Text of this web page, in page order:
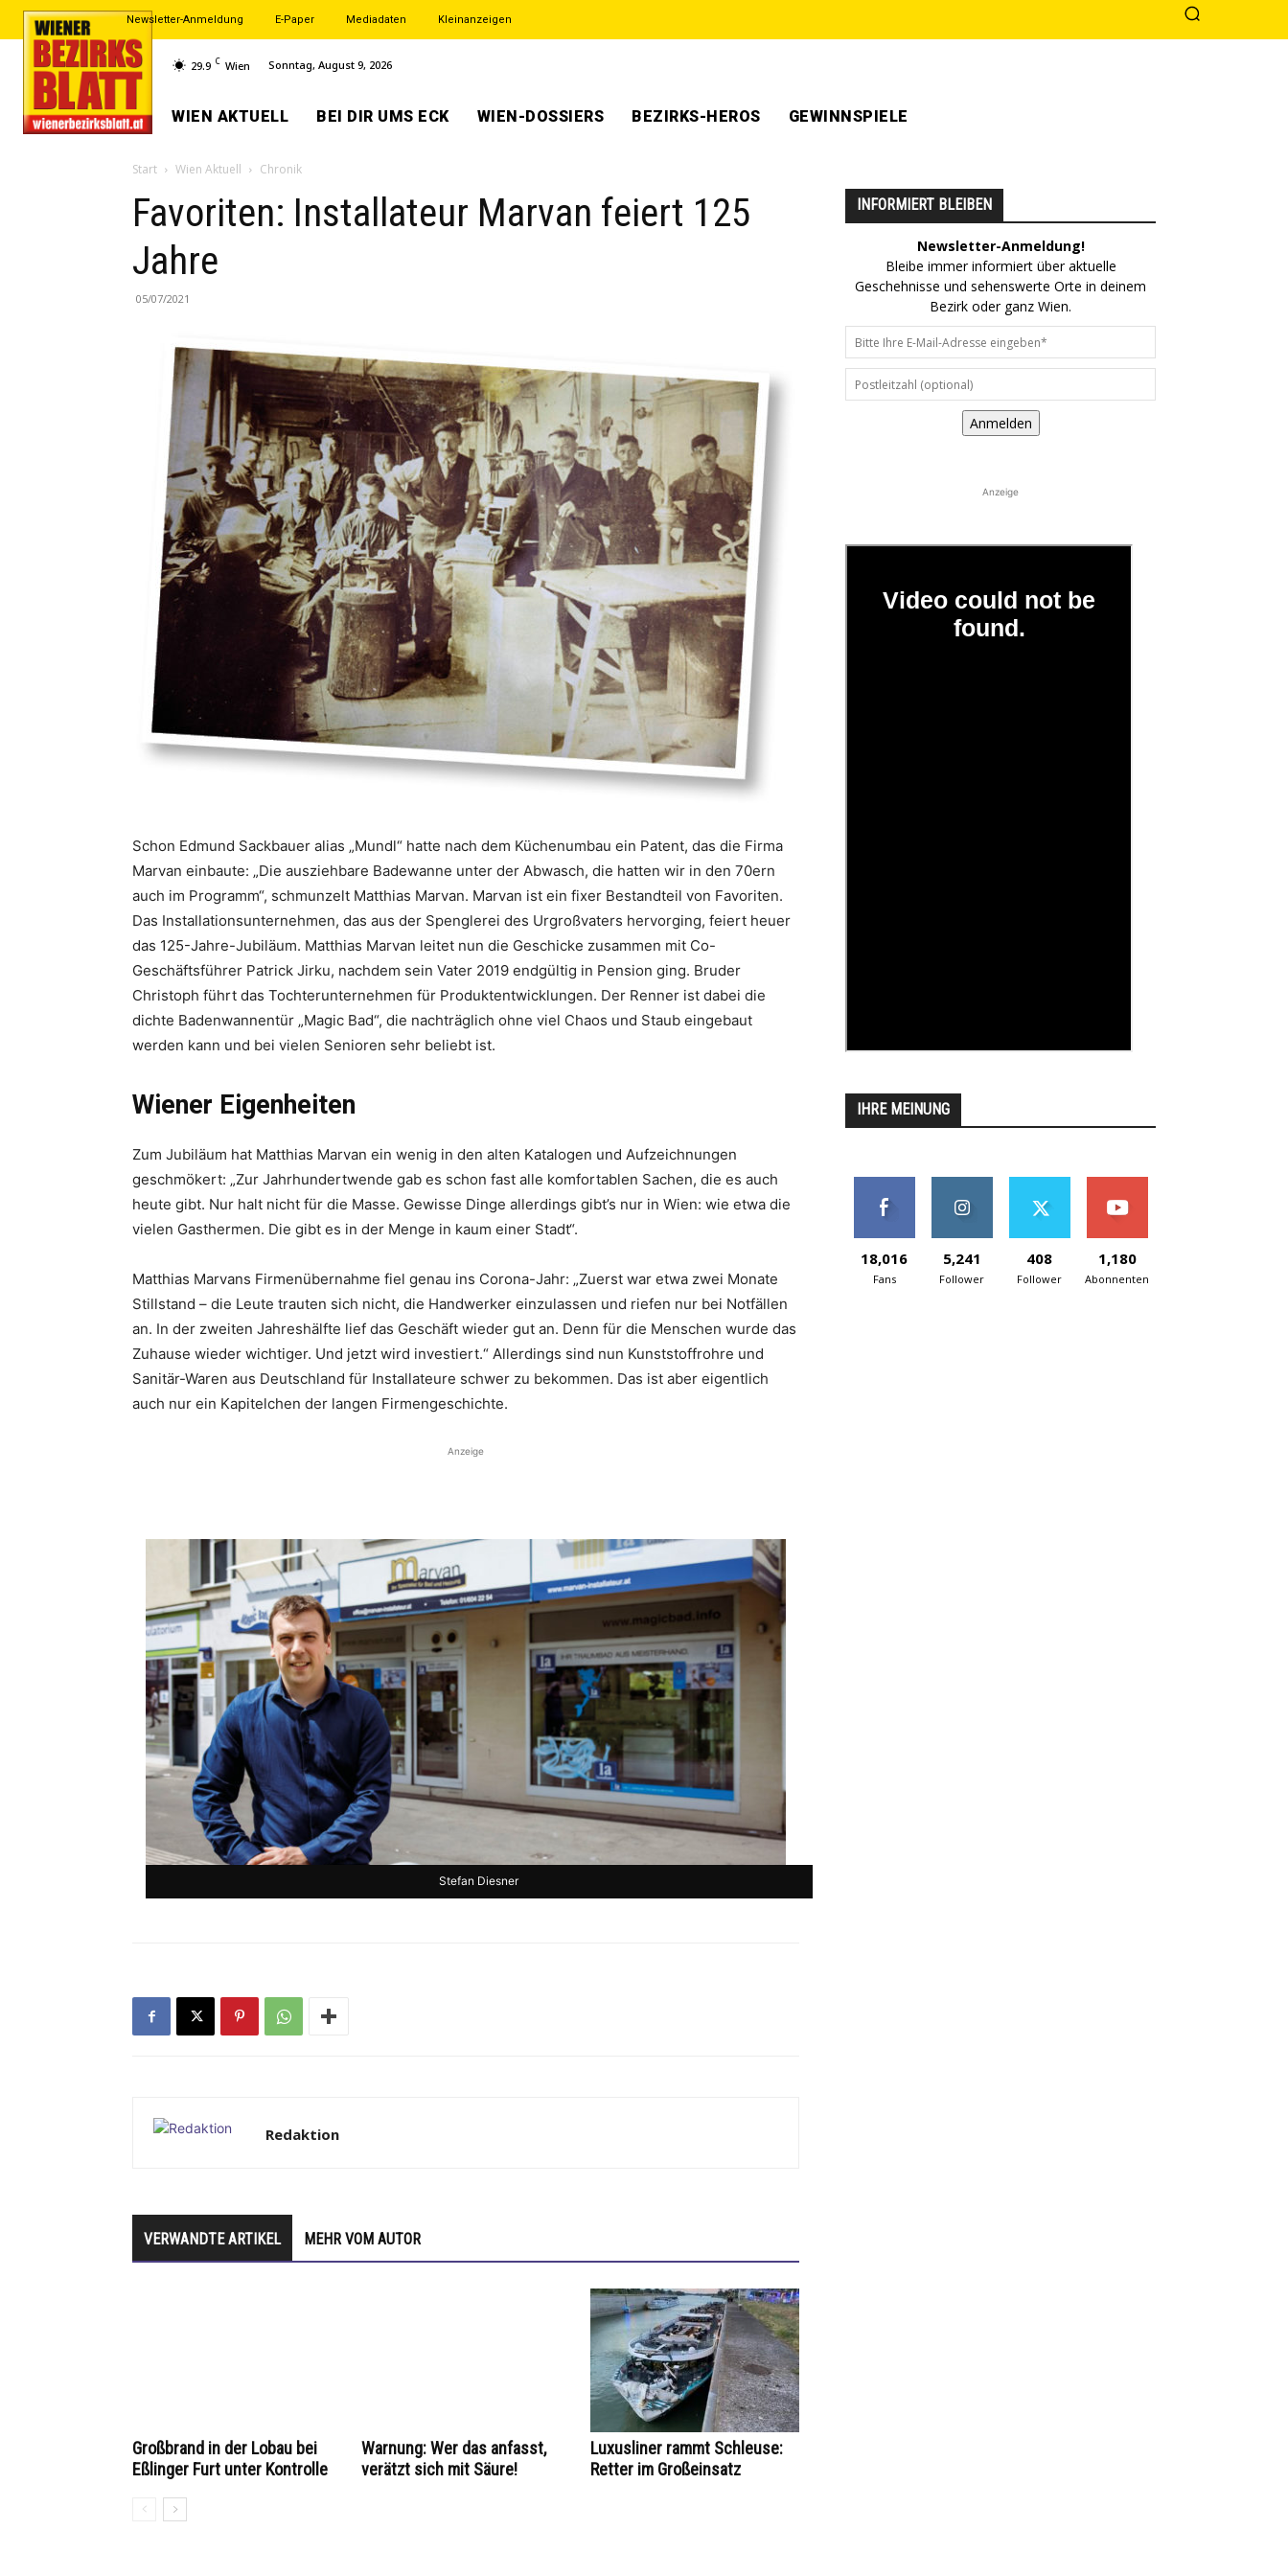
Newsletter-Anmeldung E-Paper Mediadaten Kleinanzeigen
29.9 C Wien Sonntag, August 9, 2026
WIEN AKTUELL BEI DIR UMS ECK WIEN-DOSSIERS BEZIRKS-HEROS GEWINNSPIELE
Start Wien Aktuell Chronik
Favoriten: Installateur Marvan feiert 125
Jahre
05/07/2021
Schon Edmund Sackbauer alias „Mundl“ hatte nach dem ­Küchenumbau ein ­Patent, das die Firma
Marvan einbaute: „Die ausziehbare Badewanne unter der Abwasch, die hatten wir in den 70ern
auch im Programm“, schmunzelt Matthias Marvan. Marvan ist ein fixer Bestandteil von Favoriten.
Das Installationsunternehmen, das aus der Spenglerei des Urgroßvaters hervorging, ­feiert heuer
das 125-Jahre-Jubiläum. Matthias Marvan leitet nun die Geschicke zusammen mit Co-
Geschäftsführer Patrick Jirku, nachdem sein Vater 2019 endgültig in Pension ging. Bruder
Christoph führt das Tochterunternehmen für Produktentwicklungen. Der Renner ist dabei die
dichte Badenwannentür „Magic Bad“, die nachträglich ohne viel Chaos und Staub eingebaut
werden kann und bei vielen Senioren sehr beliebt ist.
Wiener Eigenheiten
Zum Jubiläum hat Matthias Marvan ein wenig in den alten Katalogen und Aufzeichnungen
geschmökert: „Zur Jahrhundertwende gab es schon fast alle komfortablen Sachen, die es auch
heute gibt. Nur halt nicht für die Masse. Gewisse Dinge allerdings gibt’s nur in Wien: wie etwa die
vielen Gasthermen. Die gibt es in der Menge in kaum einer Stadt“.
Matthias Marvans Firmenübernahme fiel genau ins ­Corona-Jahr: „Zuerst war etwa zwei Monate
Stillstand – die Leute trauten sich nicht, die Handwerker einzulassen und riefen nur bei Notfällen
an. In der zweiten Jahreshälfte lief das Geschäft wieder gut an. Denn für die Menschen wurde das
Zuhause wieder wichtiger. Und jetzt wird investiert.“ Allerdings sind nun Kunststoffrohre und
Sanitär-Waren aus Deutschland für Installateure schwer zu bekommen. Das ist aber eigentlich
auch nur ein Kapitelchen der langen Firmen­geschichte.
Anzeige
Stefan Diesner
Redaktion
VERWANDTE ARTIKEL MEHR VOM AUTOR
Großbrand in der Lobau bei
Eßlinger Furt unter Kontrolle
Warnung: Wer das anfasst,
verätzt sich mit Säure!
Luxusliner rammt Schleuse:
Retter im Großeinsatz
INFORMIERT BLEIBEN
Newsletter-Anmeldung!
Bleibe immer informiert über aktuelle
Geschehnisse und sehenswerte Orte in deinem
Bezirk oder ganz Wien.
Anmelden
Anzeige
IHRE MEINUNG
18,016
Fans
5,241
Follower
408
Follower
1,180
Abonnenten